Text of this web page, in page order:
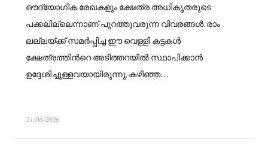
ഔദ്യോഗിക രേഖകളും ക്ഷേത്ര അധികൃതരുടെ
പക്കലില്ലെന്നാണ് പുറത്തുവരുന്ന വിവരങ്ങൾ. രാം
ലല്ലയ്ക്ക് സമർപ്പിച്ച ഈ വെള്ളി കട്ടകൾ
ക്ഷേത്രത്തിന്‍റെ അടിത്തറയിൽ സ്ഥാപിക്കാൻ
ഉദ്ദേശിച്ചുള്ളവയായിരുന്നു. കഴിഞ്ഞ…
21/06/2026